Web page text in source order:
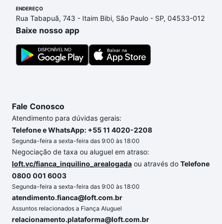
adequar ao seu orçamento. Se ainda tem alguma
dúvida dos custos envolvidos no processo de
compra, veja em nosso portal
um apartamento e conte com a gente para comprar
o imóvel dos seus sonhos com segurança e
ENDEREÇO
Rua Tabapuã, 743 - Itaim Bibi, São Paulo - SP, 04533-012
Baixe nosso app
Fale Conosco
Atendimento para dúvidas gerais:
Telefone e WhatsApp: +55 11 4020-2208
Segunda-feira a sexta-feira das 9:00 às 18:00
Negociação de taxa ou aluguel em atraso:
loft.vc/fianca_inquilino_arealogada ou através do Telefone
0800 001 6003
Segunda-feira a sexta-feira das 9:00 às 18:00
atendimento.fianca@loft.com.br
Assuntos relacionados a Fiança Aluguel
relacionamento.plataforma@loft.com.br